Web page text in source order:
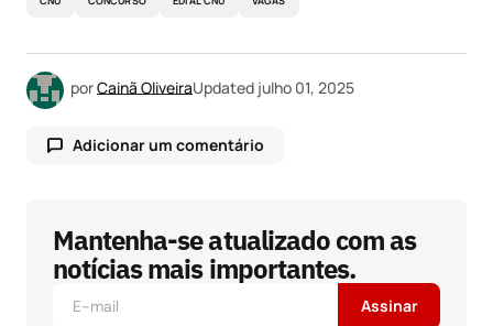
porCainã OliveiraUpdated julho 01, 2025
Adicionar um comentário
O seu endereço de e-mail não será publicado.
Campos obrigatórios são marcados com
Mantenha-se atualizado com as
notícias mais importantes.
Assinar